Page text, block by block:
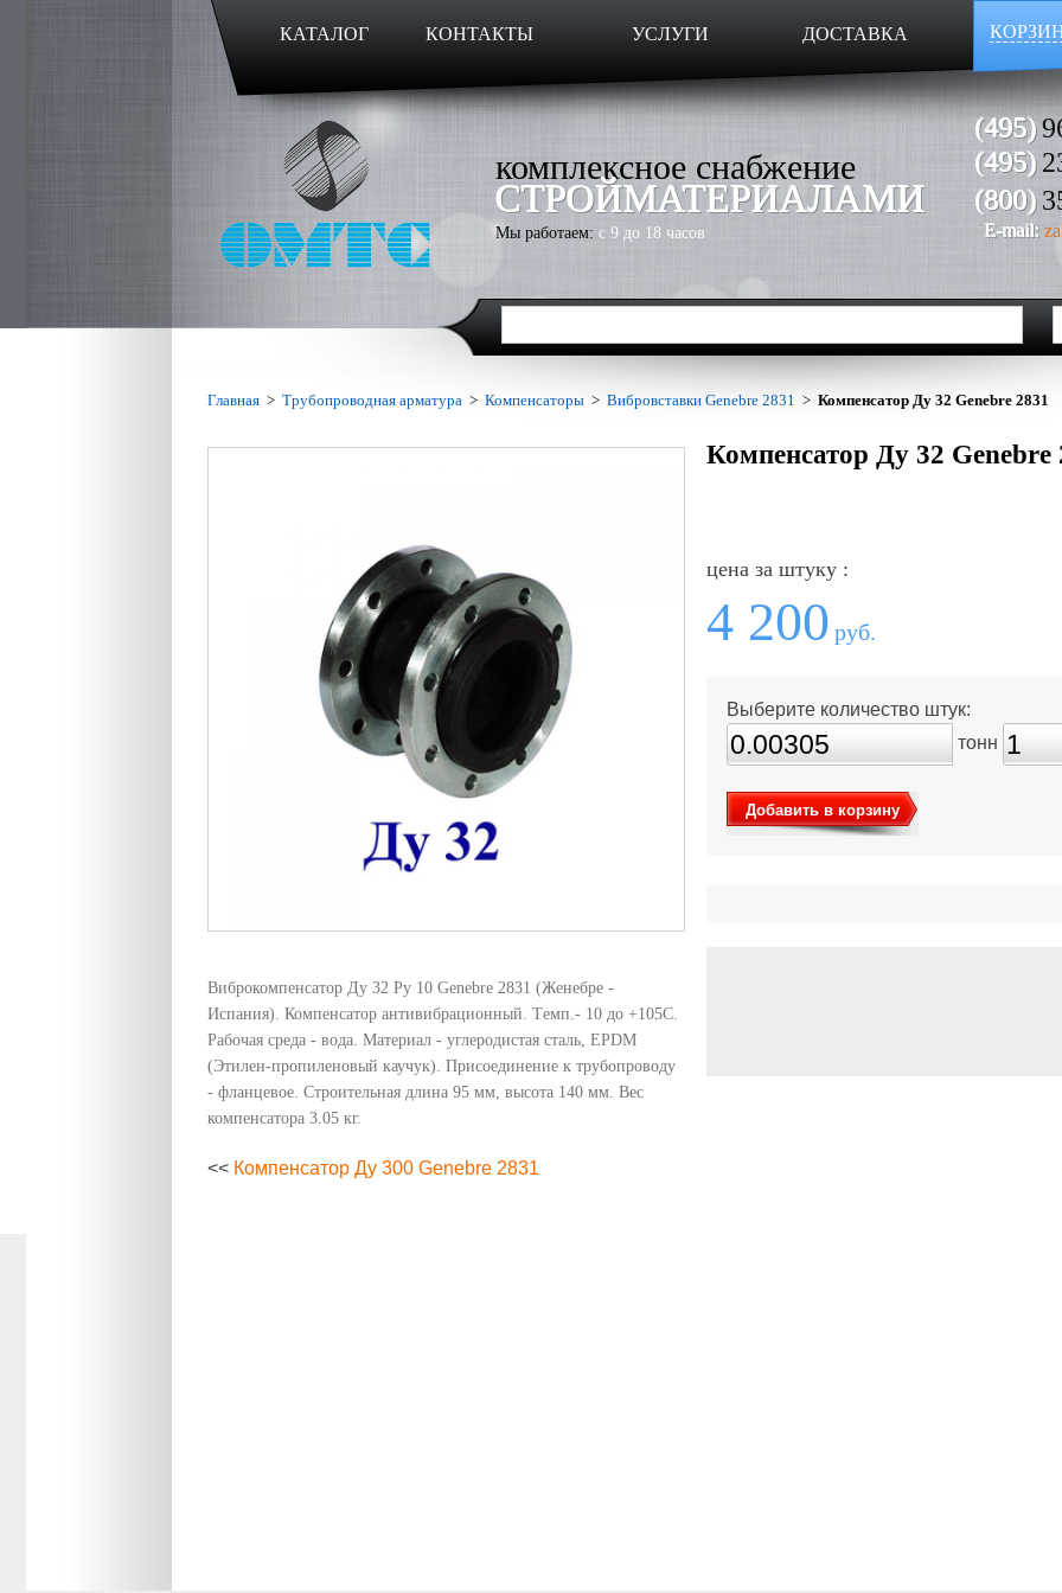
КАТАЛОГ КОНТАКТЫ УСЛУГИ ДОСТАВКА
комплексное снабжение
СТРОЙМАТЕРИАЛАМИ
Мы работаем: с 9 до 18 часов
(495)
(495)
(800)
E-mail:
Главная > Трубопроводная арматура > Компенсаторы > Вибровставки Genebre 2831 > Компенсатор Ду 32 Genebre 2831
Виброкомпенсатор Ду 32 Ру 10 Genebre 2831 (Женебре -
Испания). Компенсатор антивибрационный. Tемп.- 10 до +105C.
Рабочая среда - вода. Материал - углеродистая сталь, EPDM
(Этилен-пропиленовый каучук). Присоединение к трубопроводу
- фланцевое. Строительная длина 95 мм, высота 140 мм. Вес
компенсатора 3.05 кг.
Компенсатор Ду 32 Genebre
цена за штуку :
4 200 руб.
Выберите количество штук:
тонн
Добавить в корзину
<< Компенсатор Ду 300 Genebre 2831